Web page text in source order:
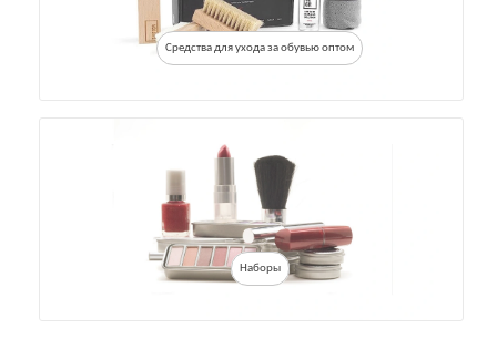
Средства для ухода за обувью оптом
Наборы